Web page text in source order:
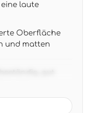
laute
Oberfläche
und matten